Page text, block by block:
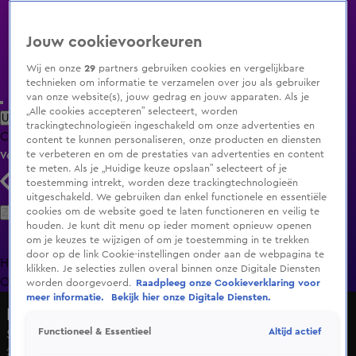
Uitzending Gemist Populaire programma's Zenders Genres
ClipsFilmsRadioSmart TV inlogShop
Volg KIJK
Zoeken
HomeUitzending Gemist Programma's De Bondgenoten
OranjezomerLivestreamsShop
Seizoen 2020, aflevering 6
28 feb 2020, 20:30
Jouw cookievoorkeuren
Wij en onze29 partners gebruiken cookies en vergelijkbare
technieken om informatie te verzamelen over jou als gebruiker
van onze website(s), jouw gedrag en jouw apparaten. Als je
„Alle cookies accepteren” selecteert, worden
trackingtechnologieën ingeschakeld om onze advertenties en
content te kunnen personaliseren, onze producten en diensten
te verbeteren en om de prestaties van advertenties en content
te meten. Als je „Huidige keuze opslaan” selecteert of je
toestemming intrekt, worden deze trackingtechnologieën
uitgeschakeld. We gebruiken dan enkel functionele en essentiële
cookies om de website goed te laten functioneren en veilig te
houden. Je kunt dit menu op ieder moment opnieuw openen
om je keuzes te wijzigen of om je toestemming in te trekken
door op de link Cookie-instellingen onder aan de webpagina te
klikken. Je selecties zullen overal binnen onze Digitale Diensten
worden doorgevoerd.
Raadpleeg onze Cookieverklaring voor
meer informatie.
Bekijk hier onze Digitale Diensten.
Functioneel & Essentieel Altijd actief